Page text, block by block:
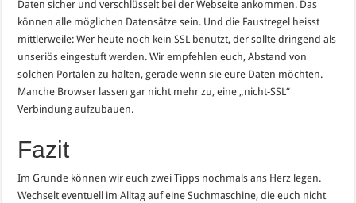
Daten sicher und verschlüsselt bei der Webseite ankommen. Das
können alle möglichen Datensätze sein. Und die Faustregel heisst
mittlerweile: Wer heute noch kein SSL benutzt, der sollte dringend als
unseriös eingestuft werden. Wir empfehlen euch, Abstand von
solchen Portalen zu halten, gerade wenn sie eure Daten möchten.
Manche Browser lassen gar nicht mehr zu, eine „nicht-SSL“
Verbindung aufzubauen.
Fazit
Im Grunde können wir euch zwei Tipps nochmals ans Herz legen.
Wechselt eventuell im Alltag auf eine Suchmaschine, die euch nicht